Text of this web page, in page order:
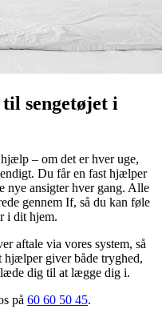
sengetøjet i
– om det er hver uge,
Du får en fast hjælper
nye ansigter hver gang. Alle
gennem If, så du kan føle
i dit hjem.
aftale via vores system, så
hjælper giver både tryghed,
dig til at lægge dig i.
på 60 60 50 45.